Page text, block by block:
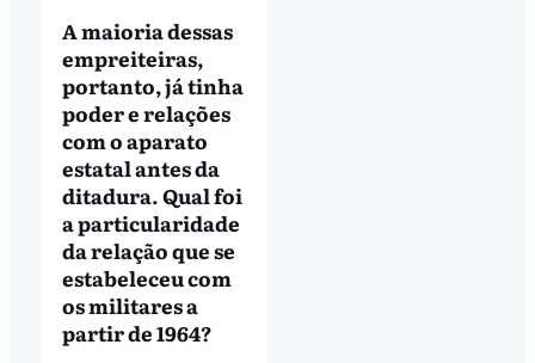
A maioria dessas
empreiteiras,
portanto, já tinha
poder e relações
com o aparato
estatal antes da
ditadura. Qual foi
a particularidade
da relação que se
estabeleceu com
os militares a
partir de 1964?